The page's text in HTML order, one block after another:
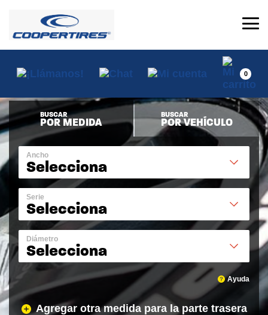
0
BUSCAR
POR MEDIDA
BUSCAR
POR VEHÍCULO
Ancho
Selecciona
Serie
Selecciona
Diámetro
Selecciona
Ayuda
Agregar otra medida para la parte trasera